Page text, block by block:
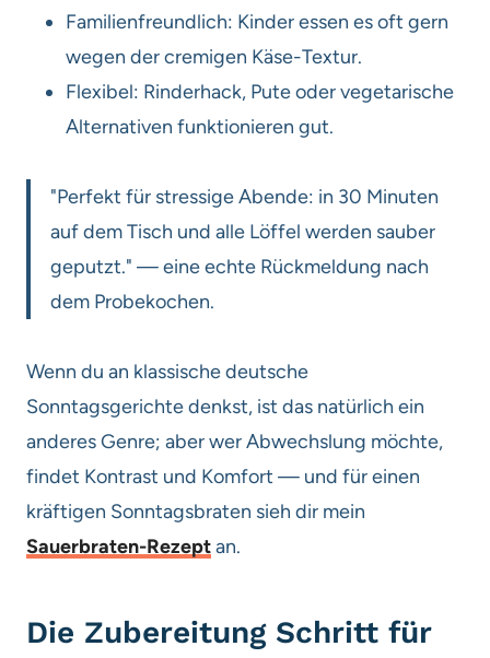
Familienfreundlich: Kinder essen es oft gern
wegen der cremigen Käse-Textur.
Flexibel: Rinderhack, Pute oder vegetarische
Alternativen funktionieren gut.
"Perfekt für stressige Abende: in 30 Minuten
auf dem Tisch und alle Löffel werden sauber
geputzt." — eine echte Rückmeldung nach
dem Probekochen.
Wenn du an klassische deutsche
Sonntagsgerichte denkst, ist das natürlich ein
anderes Genre; aber wer Abwechslung möchte,
findet Kontrast und Komfort — und für einen
kräftigen Sonntagsbraten sieh dir mein
Sauerbraten-Rezeptan.
Die Zubereitung Schritt für